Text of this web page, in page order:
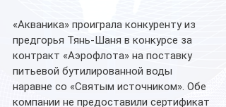
«Акваника» проиграла конкуренту из
предгорья Тянь-Шаня в конкурсе за
контракт «Аэрофлота» на поставку
питьевой бутилированной воды
наравне со «Святым источником». Обе
компании не предоставили сертификат